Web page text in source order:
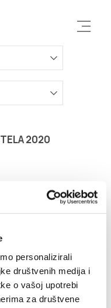
personalizirali
društvenih medija i
o vašoj upotrebi
za društvene
2020